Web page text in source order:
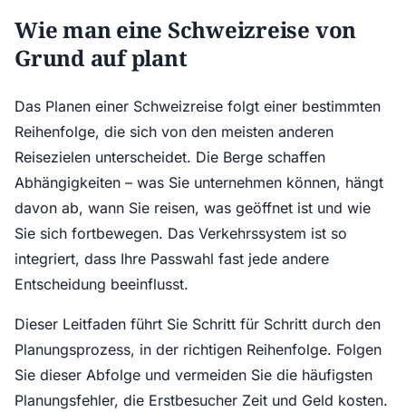
Wie man eine Schweizreise von
Grund auf plant
Das Planen einer Schweizreise folgt einer bestimmten
Reihenfolge, die sich von den meisten anderen
Reisezielen unterscheidet. Die Berge schaffen
Abhängigkeiten – was Sie unternehmen können, hängt
davon ab, wann Sie reisen, was geöffnet ist und wie
Sie sich fortbewegen. Das Verkehrssystem ist so
integriert, dass Ihre Passwahl fast jede andere
Entscheidung beeinflusst.
Dieser Leitfaden führt Sie Schritt für Schritt durch den
Planungsprozess, in der richtigen Reihenfolge. Folgen
Sie dieser Abfolge und vermeiden Sie die häufigsten
Planungsfehler, die Erstbesucher Zeit und Geld kosten.